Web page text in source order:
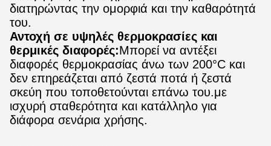
διατηρώντας την ομορφιά και την καθαρότητά
του.
Αντοχή σε υψηλές θερμοκρασίες και
θερμικές διαφορές:Μπορεί να αντέξει
διαφορές θερμοκρασίας άνω των 200°C και
δεν επηρεάζεται από ζεστά ποτά ή ζεστά
σκεύη που τοποθετούνται επάνω του.με
ισχυρή σταθερότητα και κατάλληλο για
διάφορα σενάρια χρήσης.